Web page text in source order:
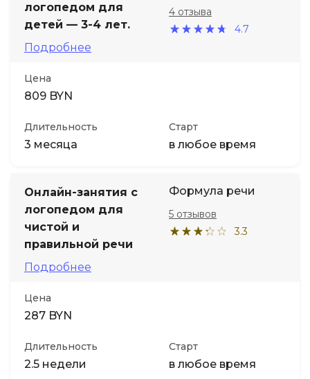
логопедом для
детей — 3-4 лет.
Подробнее
4.7
4 отзыва
Цена
809 BYN
Длительность
3 месяца
Старт
в любое время
Онлайн-занятия с
логопедом для
чистой и
правильной речи
Подробнее
Формула речи
3.3
5 отзывов
Цена
287 BYN
Длительность
2.5 недели
Старт
в любое время